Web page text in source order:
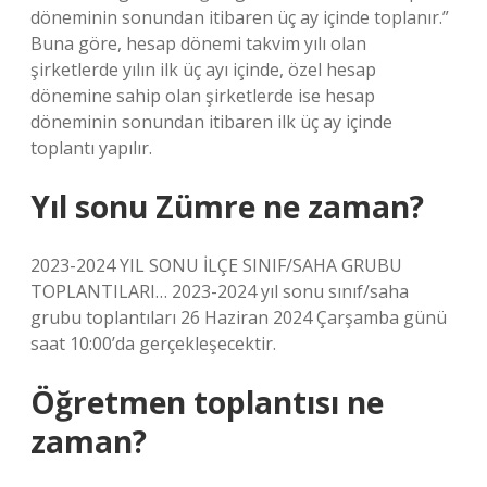
döneminin sonundan itibaren üç ay içinde toplanır.”
Buna göre, hesap dönemi takvim yılı olan
şirketlerde yılın ilk üç ayı içinde, özel hesap
dönemine sahip olan şirketlerde ise hesap
döneminin sonundan itibaren ilk üç ay içinde
toplantı yapılır.
Yıl sonu Zümre ne zaman?
2023-2024 YIL SONU İLÇE SINIF/SAHA GRUBU
TOPLANTILARI… 2023-2024 yıl sonu sınıf/saha
grubu toplantıları 26 Haziran 2024 Çarşamba günü
saat 10:00’da gerçekleşecektir.
Öğretmen toplantısı ne
zaman?